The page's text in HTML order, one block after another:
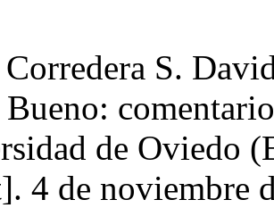
Corredera S.
de Oviedo
4 de noviembre